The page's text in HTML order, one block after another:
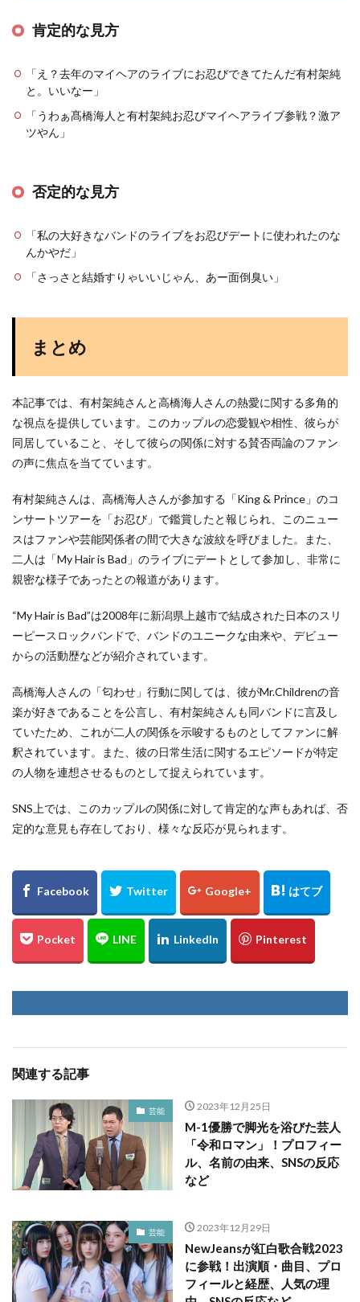
肯定的な見方
「え？去年のマイヘアのライブにお忍びできてたんだ有村架純
と。いいなー」
「うわぁ髙橋海人と有村架純お忍びマイヘアライブ参戦？激ア
ツやん」
否定的な見方
「私の大好きなバンドのライブをお忍びデートに使われたのな
んかやだ」
「さっさと結婚すりゃいいじゃん、あー面倒臭い」
まとめ
本記事では、有村架純さんと高橋海人さんの熱愛に関する多角的
な視点を提供しています。このカップルの恋愛観や相性、彼らが
同居していること、そして彼らの関係に対する賛否両論のファン
の声に焦点を当てています。
有村架純さんは、高橋海人さんが参加する「King & Prince」のコ
ンサートツアーを「お忍び」で鑑賞したと報じられ、このニュー
スはファンや芸能関係者の間で大きな波紋を呼びました。また、
二人は「My Hair is Bad」のライブにデートとして参加し、非常に
親密な様子であったとの報道があります。
“My Hair is Bad”は2008年に新潟県上越市で結成された日本のスリ
ーピースロックバンドで、バンドのユニークな由来や、デビュー
からの活動歴などが紹介されています。
高橋海人さんの「匂わせ」行動に関しては、彼がMr.Childrenの音
楽が好きであることを公言し、有村架純さんも同バンドに言及し
ていたため、これが二人の関係を示唆するものとしてファンに解
釈されています。また、彼の日常生活に関するエピソードが特定
の人物を連想させるものとして捉えられています。
SNS上では、このカップルの関係に対して肯定的な声もあれば、否
定的な意見も存在しており、様々な反応が見られます。
関連する記事
芸能 2023年12月25日
M-1優勝で脚光を浴びた芸人
「令和ロマン」！プロフィー
ル、名前の由来、SNSの反応
など
芸能 2023年12月29日
NewJeansが紅白歌合戦2023
に参戦！出演順・曲目、プロ
フィールと経歴、人気の理